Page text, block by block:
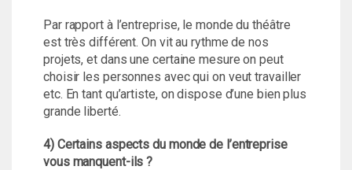
Par rapport à l’entreprise, le monde du théâtre
est très différent. On vit au rythme de nos
projets, et dans une certaine mesure on peut
choisir les personnes avec qui on veut travailler
etc. En tant qu’artiste, on dispose d’une bien plus
grande liberté.
4) Certains aspects du monde de l’entreprise
vous manquent-ils ?